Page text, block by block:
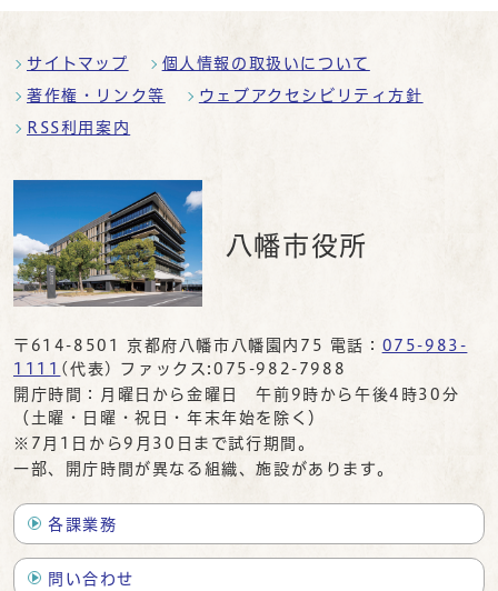
サイトマップ 個人情報の取扱いについて
著作権・リンク等 ウェブアクセシビリティ方針
RSS利用案内
八幡市役所
〒614-8501 京都府八幡市八幡園内75 電話： 075-983-
1111 (代表) ファックス:075-982-7988
開庁時間：月曜日から金曜日 午前9時から午後4時30分
（土曜・日曜・祝日・年末年始を除く）
※7月1日から9月30日まで試行期間。
一部、開庁時間が異なる組織、施設があります。
各課業務
問い合わせ